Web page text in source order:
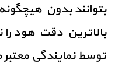
بتوانند بدون
بالاترین دقت هود
توسط نمایندگی